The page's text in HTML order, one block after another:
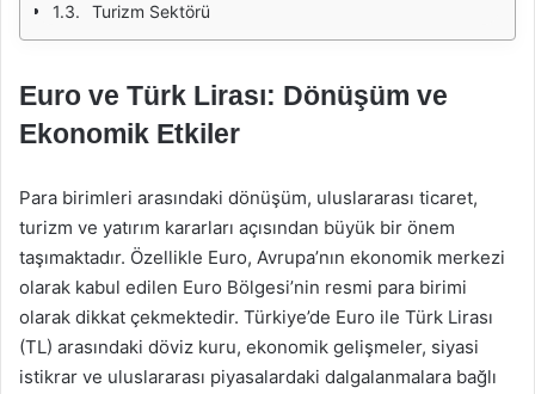
Turizm Sektörü
Euro ve Türk Lirası: Dönüşüm ve
Ekonomik Etkiler
Para birimleri arasındaki dönüşüm, uluslararası ticaret,
turizm ve yatırım kararları açısından büyük bir önem
taşımaktadır. Özellikle Euro, Avrupa’nın ekonomik merkezi
olarak kabul edilen Euro Bölgesi’nin resmi para birimi
olarak dikkat çekmektedir. Türkiye’de Euro ile Türk Lirası
(TL) arasındaki döviz kuru, ekonomik gelişmeler, siyasi
istikrar ve uluslararası piyasalardaki dalgalanmalara bağlı